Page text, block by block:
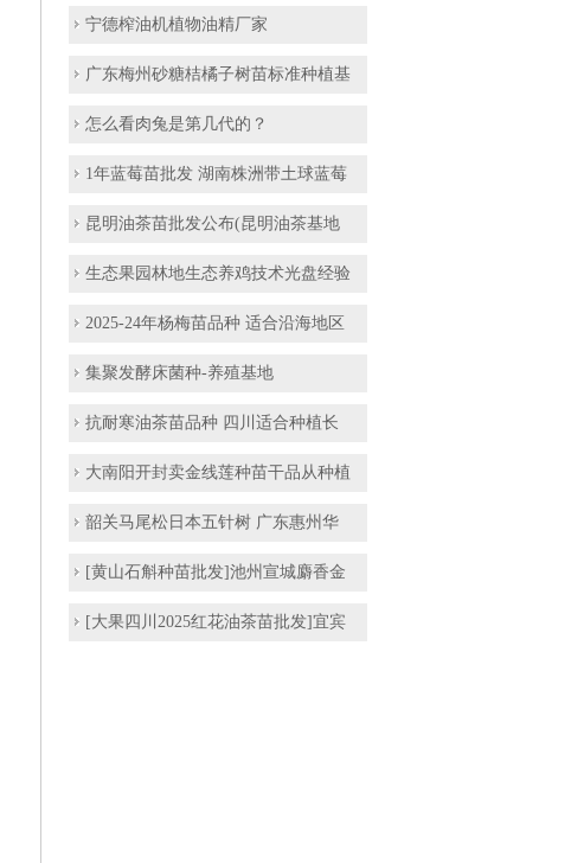
宁德榨油机植物油精厂家
广东梅州砂糖桔橘子树苗标准种植基
怎么看肉兔是第几代的？
1年蓝莓苗批发 湖南株洲带土球蓝莓
昆明油茶苗批发公布(昆明油茶基地
生态果园林地生态养鸡技术光盘经验
2025-24年杨梅苗品种 适合沿海地区
集聚发酵床菌种-养殖基地
抗耐寒油茶苗品种 四川适合种植长
大南阳开封卖金线莲种苗干品从种植
韶关马尾松日本五针树 广东惠州华
[黄山石斛种苗批发]池州宣城麝香金
[大果四川2025红花油茶苗批发]宜宾